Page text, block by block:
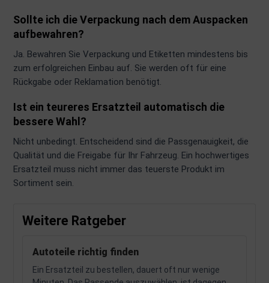
Sollte ich die Verpackung nach dem Auspacken
aufbewahren?
Ja. Bewahren Sie Verpackung und Etiketten mindestens bis
zum erfolgreichen Einbau auf. Sie werden oft für eine
Rückgabe oder Reklamation benötigt.
Ist ein teureres Ersatzteil automatisch die
bessere Wahl?
Nicht unbedingt. Entscheidend sind die Passgenauigkeit, die
Qualität und die Freigabe für Ihr Fahrzeug. Ein hochwertiges
Ersatzteil muss nicht immer das teuerste Produkt im
Sortiment sein.
Weitere Ratgeber
Autoteile richtig finden
Ein Ersatzteil zu bestellen, dauert oft nur wenige